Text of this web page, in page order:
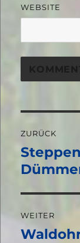
WEBSITE
ZURÜCK
Vorheriger
Beitrag:
WEITER
Nächster